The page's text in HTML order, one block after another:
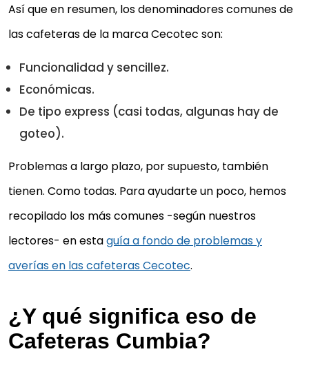
Así que en resumen, los denominadores comunes de
las cafeteras de la marca Cecotec son:
Funcionalidad y sencillez.
Económicas.
De tipo express (casi todas, algunas hay de
goteo).
Problemas a largo plazo, por supuesto, también
tienen. Como todas. Para ayudarte un poco, hemos
recopilado los más comunes -según nuestros
lectores- en estaguía a fondo de problemas y
averías en las cafeteras Cecotec.
¿Y qué significa eso de
Cafeteras Cumbia?